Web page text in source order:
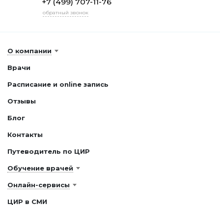
обратный звонок
О компании
Врачи
Расписание и online запись
Отзывы
Блог
Контакты
Путеводитель по ЦИР
Обучение врачей
Онлайн-сервисы
ЦИР в СМИ